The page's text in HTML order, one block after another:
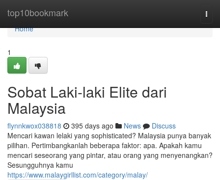
top10bookmark
Home
Home
1
Sobat Laki-laki Elite dari
Malaysia
flynnkwox038818 395 days ago News
Discuss
Mencari kawan lelaki yang sophisticated? Malaysia punya banyak
pilihan. Pertimbangkanlah beberapa faktor: apa. Apakah kamu
mencari seseorang yang pintar, atau orang yang menyenangkan?
Sesungguhnya kamu
https://www.malaygirllist.com/category/malay/